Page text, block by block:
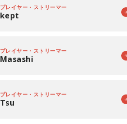
プレイヤー・ストリーマー
kept
プレイヤー・ストリーマー
Masashi
プレイヤー・ストリーマー
Tsu